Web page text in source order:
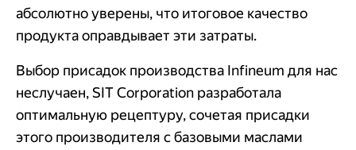
абсолютно уверены, что итоговое качество
продукта оправдывает эти затраты.
Выбор присадок производства Infineum для нас
неслучаен, SIT Corporation разработала
оптимальную рецептуру, сочетая присадки
этого производителя с базовыми маслами